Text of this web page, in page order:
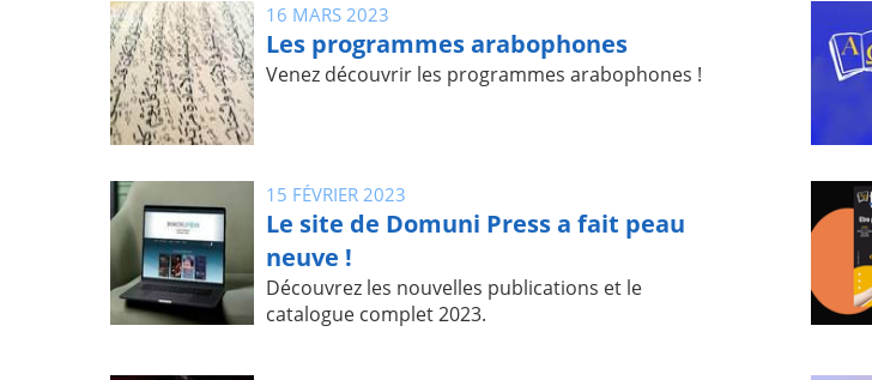
16 MARS 2023
Les programmes arabophones
Venez découvrir les programmes arabophones !
15 FÉVRIER 2023
Le site de Domuni Press a fait peau
neuve !
Découvrez les nouvelles publications et le
catalogue complet 2023.